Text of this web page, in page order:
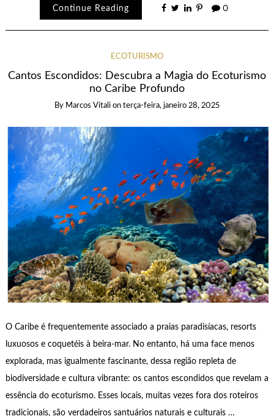
Continue Reading 0
ECOTURISMO
Cantos Escondidos: Descubra a Magia do Ecoturismo
no Caribe Profundo
By Marcos Vitali on terça-feira, janeiro 28, 2025
O Caribe é frequentemente associado a praias paradisíacas, resorts
luxuosos e coquetéis à beira-mar. No entanto, há uma face menos
explorada, mas igualmente fascinante, dessa região repleta de
biodiversidade e cultura vibrante: os cantos escondidos que revelam a
essência do ecoturismo. Esses locais, muitas vezes fora dos roteiros
tradicionais, são verdadeiros santuários naturais e culturais …